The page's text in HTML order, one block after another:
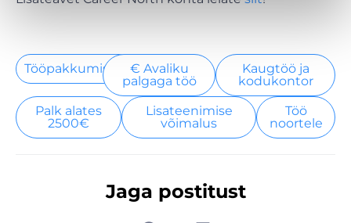
Tööpakkumised
€ Avaliku
palgaga töö
Kaugtöö ja
kodukontor
Palk alates
2500€
Lisateenimise
võimalus
Töö
noortele
Jaga postitust